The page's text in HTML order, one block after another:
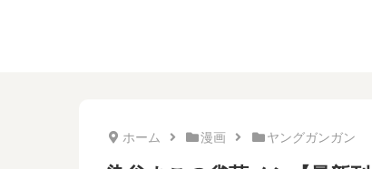
ホーム 漫画 ヤングガンガン